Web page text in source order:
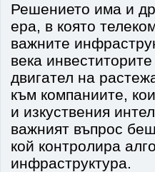
Решението има и
ера, в която
важните
века
двигател на
към компаниите,
и изкуствения
важният въпрос
кой контролира
инфраструктура.